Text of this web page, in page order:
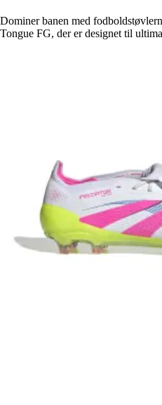
Dominer banen med
Tongue FG, der er designet til